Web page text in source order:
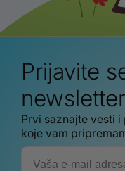
Prijavite
Prvi saznajte vesti
koje vam
Email